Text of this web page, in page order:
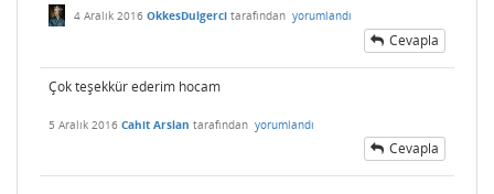
4 Aralık 2016 OkkesDulgerci tarafından yorumlandı
Cevapla
Çok teşekkür ederim hocam
5 Aralık 2016 Cahit Arslan tarafından yorumlandı
Cevapla